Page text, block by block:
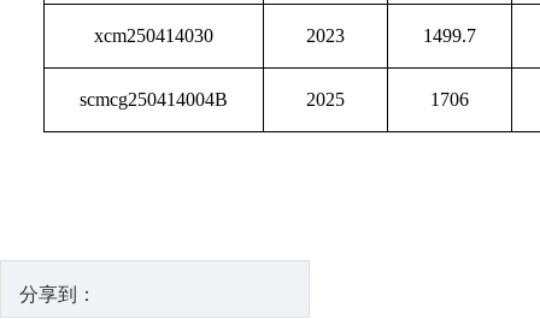
xcm250414030 2023 1499.7
scmcg250414004B 2025 1706
分享到：